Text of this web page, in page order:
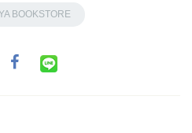
BOOKSTORE